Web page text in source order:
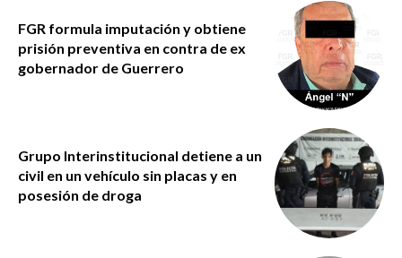
FGR formula imputación y obtiene
prisión preventiva en contra de ex
gobernador de Guerrero
Grupo Interinstitucional detiene a un
civil en un vehículo sin placas y en
posesión de droga